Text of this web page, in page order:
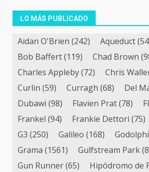
LO MÁS PUBLICADO
Aidan O'Brien (242) Aqueduct
Bob Baffert(119) Chad Brown
Charles Appleby(72) Chris
Curlin (59) Curragh (68) Del
Dubawi (98) Flavien Prat(78)
Frankel (94) Frankie Dettori (75)
G3 (250) Galileo (168)
Grama (1561) Gulfstream Park
Gun Runner(65) Hipódromo de